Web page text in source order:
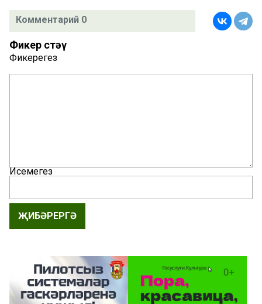
Комментарий 0
Фикер өстәү
Фикерегез
Исемегез
ҖИБӘРЕРГӘ